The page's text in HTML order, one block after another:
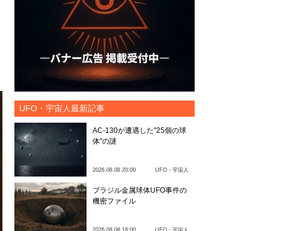
UFO・宇宙人最新記事
AC-130が遭遇した"25個の球
体"の謎
2026.08.08 20:00 UFO・宇宙人
ブラジル金属球体UFO事件の
機密ファイル
2026.08.08 16:00 UFO・宇宙人